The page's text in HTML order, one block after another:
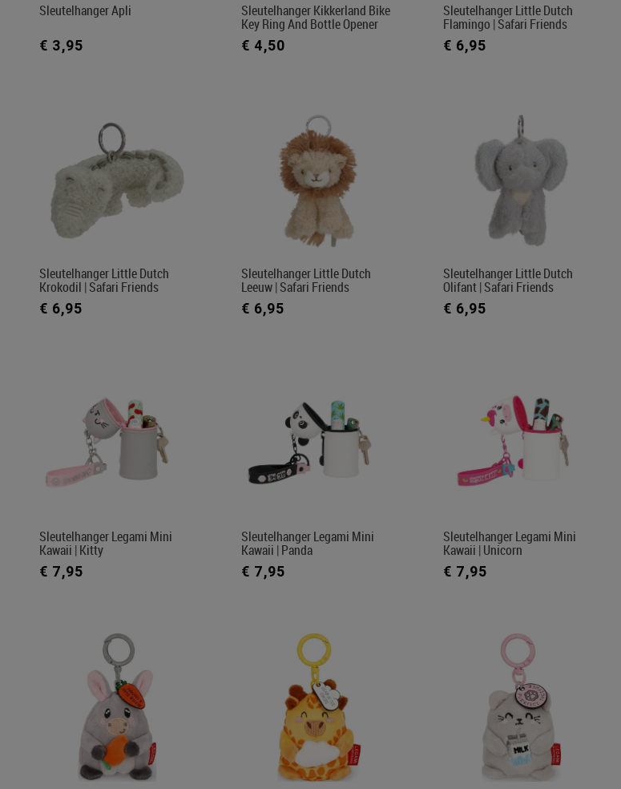
Sleutelhanger Apli
€ 3,95
Sleutelhanger Kikkerland Bike
Key Ring And Bottle Opener
€ 4,50
Sleutelhanger Little Dutch
Flamingo | Safari Friends
€ 6,95
Sleutelhanger Little Dutch
Krokodil | Safari Friends
€ 6,95
Sleutelhanger Little Dutch
Leeuw | Safari Friends
€ 6,95
Sleutelhanger Little Dutch
Olifant | Safari Friends
€ 6,95
Sleutelhanger Legami Mini
Kawaii | Kitty
€ 7,95
Sleutelhanger Legami Mini
Kawaii | Panda
€ 7,95
Sleutelhanger Legami Mini
Kawaii | Unicorn
€ 7,95